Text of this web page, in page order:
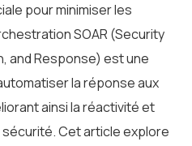
pour minimiser les
SOAR (Security
and Response) est une
la réponse aux
ainsi la réactivité et
Cet article explore